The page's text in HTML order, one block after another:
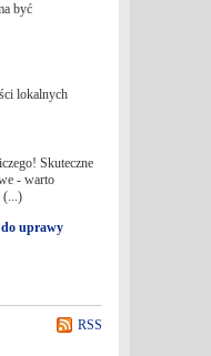
być
lokalnych
Skuteczne
- warto
(...)
uprawy
RSS